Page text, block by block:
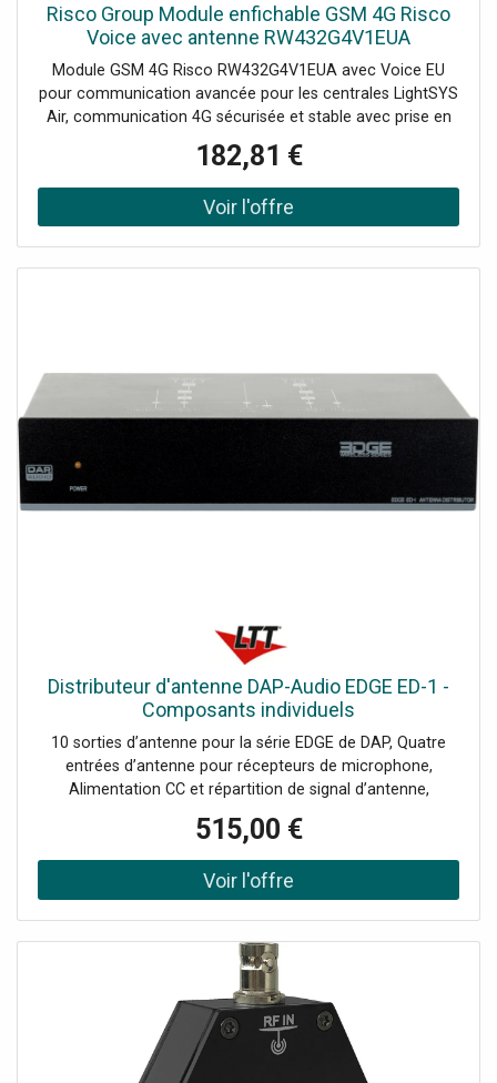
Risco Group Module enfichable GSM 4G Risco
Voice avec antenne RW432G4V1EUA
Module GSM 4G Risco RW432G4V1EUA avec Voice EU
pour communication avancée pour les centrales LightSYS
Air, communication 4G sécurisée et stable avec prise en
charge de la voix, signalisation d’événements et gestion à
distance via le Cloud Connectivité 4G avec antenne
Multiprise incluse Support vocal (Voice EU) pour les
notifications et les appels vocaux Communication
182,81 €
Distributeur d'antenne DAP-Audio EDGE ED-1 -
Composants individuels
10 sorties d’antenne pour la série EDGE de DAP, Quatre
entrées d’antenne pour récepteurs de microphone,
Alimentation CC et répartition de signal d’antenne,
supplémentaires, Des supports de 19" et un adaptateur CC
sont inclus, Le répartiteur EDGE ED-1 de DAP est un
répartiteur d’antenne à 4 voies nécessaire dans une
configuration comportant au moins quatre récepteurs de
antennes unidirectionnelles, comme l’ensemble EDGE
EUA-1 de DAP, pour utiliser ce répartiteur d’antenne. Les
récepteurs se branchent directement au répartiteur grâce
aux connecteurs BNC situés à l’arrière. Vous remarquerez
également la présence de deux connecteurs BNC portant
le nom Cascade. Grâce à eux, vous pourrez connecter un
515,00 €